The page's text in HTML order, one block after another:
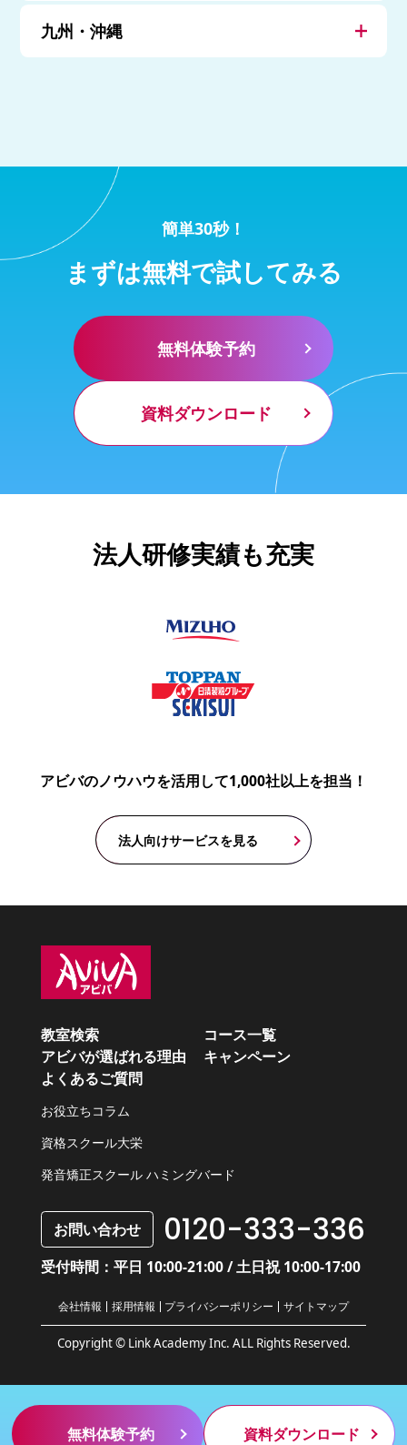
九州・沖縄
簡単30秒！
まずは無料で試してみる
無料体験予約
資料ダウンロード
法人研修実績も充実
アビバのノウハウを活用して1,000社以上を担当！
法人向けサービスを見る
教室検索
コース一覧
アビバが選ばれる理由
キャンペーン
よくあるご質問
お役立ちコラム
資格スクール大栄
発音矯正スクール ハミングバード
お問い合わせ 0120-333-336
受付時間：平日 10:00-21:00 / 土日祝 10:00-17:00
Copyright © Link Academy Inc. ALL Rights Reserved.
会社情報 採用情報 プライバシーポリシー サイトマップ
無料体験予約 資料ダウンロード